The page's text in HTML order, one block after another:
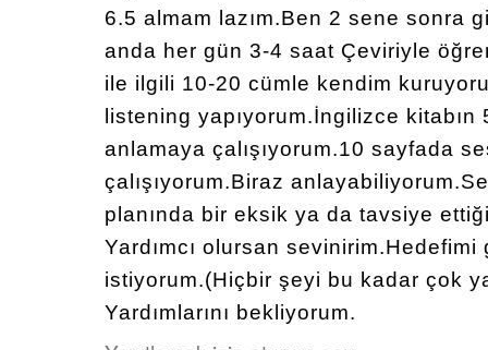
6.5 almam lazım.Ben 2 sene sonra
anda her gün 3-4 saat Çeviriyle
ile ilgili 10-20 cümle kendim
listening yapıyorum.İngilizce kitabın
anlamaya çalışıyorum.10 sayfada
çalışıyorum.Biraz
planında bir eksik ya da tavsiye
Yardımcı olursan
istiyorum.(Hiçbir şeyi bu kadar çok
Yardımlarını bekliyorum.